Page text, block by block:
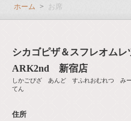
ホーム お席
シカゴピザ＆スフレオム
ARK2nd 新宿店
しかごぴざ あんど すふれおむれつ
てん
住所